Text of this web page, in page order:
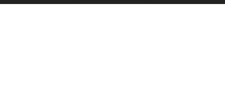
têm uma cama de casal (150cm) e